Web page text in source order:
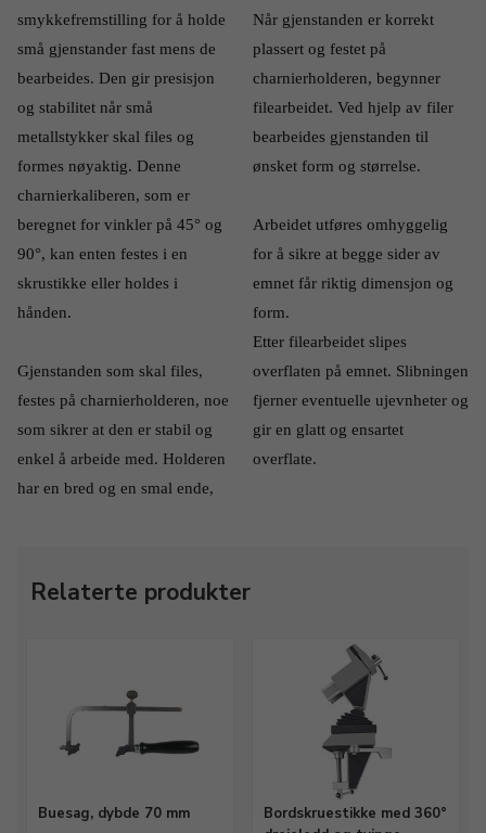
smykkefremstilling for å holde
små gjenstander fast mens de
bearbeides. Den gir presisjon
og stabilitet når små
metallstykker skal files og
formes nøyaktig. Denne
charnierkaliberen, som er
beregnet for vinkler på 45° og
90°, kan enten festes i en
skrustikke eller holdes i
hånden.
Gjenstanden som skal files,
festes på charnierholderen, noe
som sikrer at den er stabil og
enkel å arbeide med. Holderen
har en bred og en smal ende,
Når gjenstanden er korrekt
plassert og festet på
charnierholderen, begynner
filearbeidet. Ved hjelp av filer
bearbeides gjenstanden til
ønsket form og størrelse.
Arbeidet utføres omhyggelig
for å sikre at begge sider av
emnet får riktig dimensjon og
form.
Etter filearbeidet slipes
overflaten på emnet. Slibningen
fjerner eventuelle ujevnheter og
gir en glatt og ensartet
overflate.
Relaterte produkter
Buesag, dybde 70 mm
Bordskruestikke med 360°